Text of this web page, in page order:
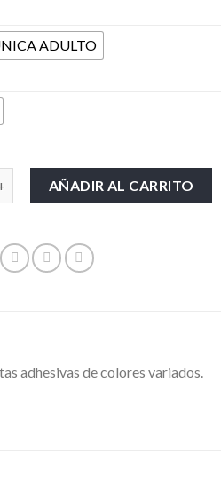
ADULTO
AÑADIR AL CARRITO
adhesivas de colores variados.